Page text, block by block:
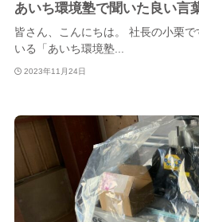
あいち環境塾で聞いた良い言
皆さん、こんにちは。 社長の小栗
いる「あいち環境塾...
2023年11月24日